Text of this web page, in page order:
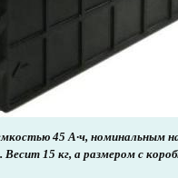
45 А·ч, номинальным
15 кг, а размером с